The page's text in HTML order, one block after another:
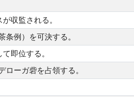
収監される。
例）を可決する。
即位する。
ーガ砦を占領する。